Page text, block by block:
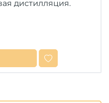
дистилляция.